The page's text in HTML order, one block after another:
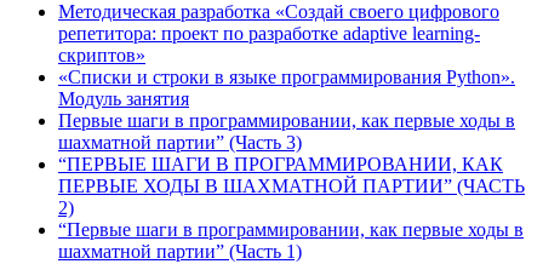
Методическая разработка «Создай своего цифрового
репетитора: проект по разработке adaptive learning-
скриптов»
«Списки и строки в языке программирования Python».
Модуль занятия
Первые шаги в программировании, как первые ходы в
шахматной партии” (Часть 3)
“ПЕРВЫЕ ШАГИ В ПРОГРАММИРОВАНИИ, КАК
ПЕРВЫЕ ХОДЫ В ШАХМАТНОЙ ПАРТИИ” (ЧАСТЬ
2)
“Первые шаги в программировании, как первые ходы в
шахматной партии” (Часть 1)